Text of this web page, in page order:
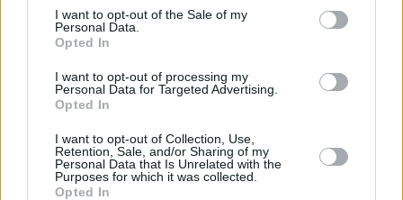
consent section.
I want to opt-out of the Sale of my
Personal Data.
Opted In
I want to opt-out of processing my
Personal Data for Targeted Advertising.
Opted In
I want to opt-out of Collection, Use,
Retention, Sale, and/or Sharing of my
Personal Data that Is Unrelated with the
Purposes for which it was collected.
Opted In
Save my name, email and website in this browser for the
Post Comment